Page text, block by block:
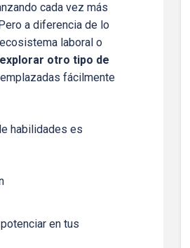
cada vez más
a diferencia de lo
laboral o
otro tipo de
fácilmente
habilidades es
en tus